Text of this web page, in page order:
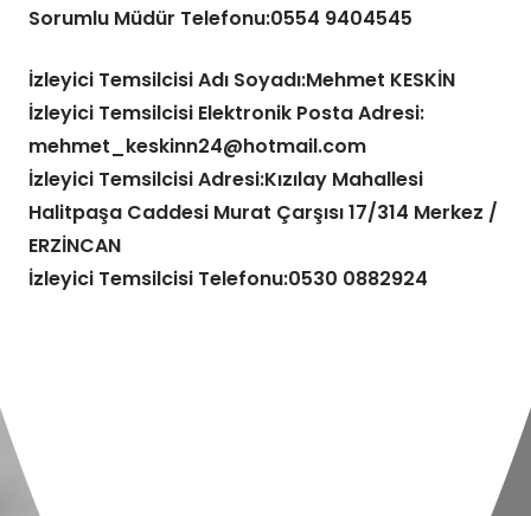
Sorumlu Müdür Telefonu:0554 9404545
İzleyici Temsilcisi Adı Soyadı:Mehmet KESKİN
İzleyici Temsilcisi Elektronik Posta Adresi:
mehmet_keskinn24@hotmail.com
İzleyici Temsilcisi Adresi:Kızılay Mahallesi
Halitpaşa Caddesi Murat Çarşısı 17/314 Merkez /
ERZİNCAN
İzleyici Temsilcisi Telefonu:0530 0882924